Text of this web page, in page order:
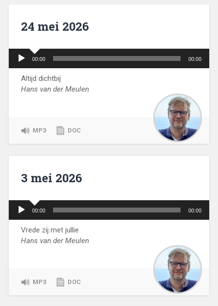
24 mei 2026
Audiospeler
00:00 00:00
Altijd dichtbij
Hans van der Meulen
MP3 DOC
3 mei 2026
Audiospeler
00:00 00:00
Vrede zij met jullie
Hans van der Meulen
MP3 DOC